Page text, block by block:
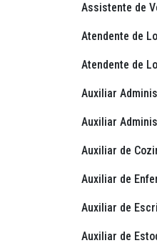
Assistente de
Atendente de
Atendente de
Auxiliar
Auxiliar
Auxiliar de
Auxiliar de
Auxiliar de
Auxiliar de